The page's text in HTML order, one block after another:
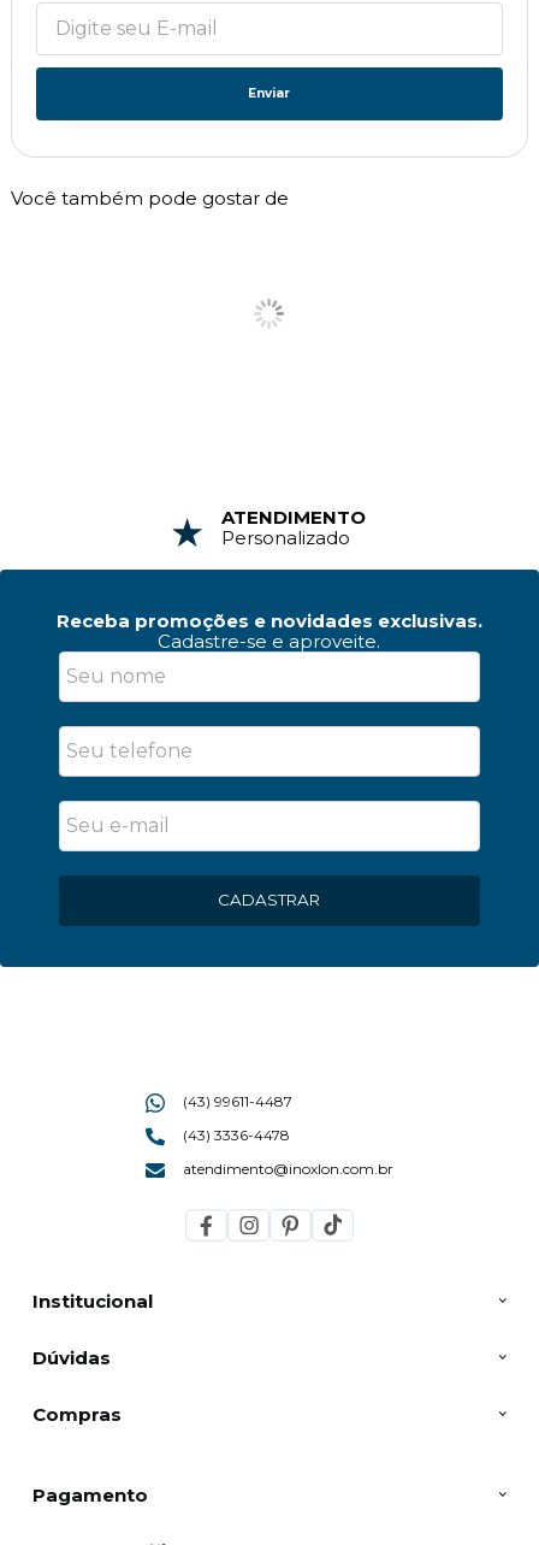
Enviar
Você também pode gostar de
ATENDIMENTO
Personalizado
Receba promoções e novidades exclusivas.
Cadastre-se e aproveite.
CADASTRAR
Institucional
Dúvidas
Compras
(43) 99611-4487
(43) 3336-4478
atendimento@inoxlon.com.br
Pagamento